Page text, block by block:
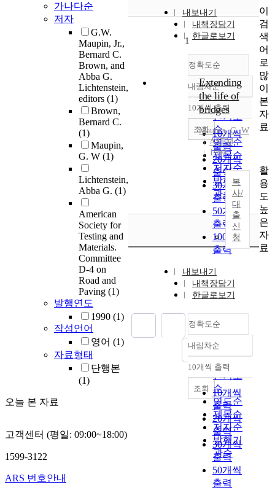
가나다순
저자
G.W.
Maupin, Jr.,
Bernard C.
Brown, and
Abba G.
Lichtenstein,
editors (1)
Brown,
Bernard C.
(1)
Maupin,
G. W (1)
Lichtenstein,
Abba G. (1)
American
Society for
Testing and
Materials.
Committee
D-4 on
Road and
Paving (1)
발행연도
1990 (1)
작성언어
영어 (1)
자료형태
단행본
(1)
오늘 본 자료
내보내기
내책장담기
한글로보기
정확도순
정확도
순
인기도
순
연도순
제목순
저자순
발행기
관순
내림차순
내림차순
10개씩 출력
10개씩
출력
20개씩
출력
30개씩
출력
50개씩
출력
100개씩
출력
조회
1
Extending
the life of
bridges
Maupin, G. W
ASTM
1990
복
사/
대
출
신
청
내보내기
내책장담기
한글로보기
정확도순
정확도
순
인기도
순
연도순
제목순
저자순
발행기
관순
내림차순
내림차순
10개씩 출력
10개씩
출력
20개씩
출력
30개씩
출력
50개씩
출력
조회
이
검
색
어
로
많
이
본
자
료
활
용
도
높
은
자
료
고객센터 (평일: 09:00~18:00)
1599-3122
ARS 번호안내